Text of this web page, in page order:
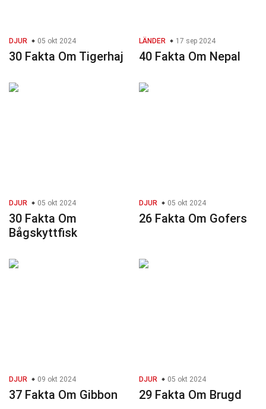
DJUR 05 okt 2024
30 Fakta Om Tigerhaj
LÄNDER 17 sep 2024
40 Fakta Om Nepal
DJUR 05 okt 2024
30 Fakta Om
Bågskyttfisk
DJUR 05 okt 2024
26 Fakta Om Gofers
DJUR 09 okt 2024
37 Fakta Om Gibbon
DJUR 05 okt 2024
29 Fakta Om Brugd